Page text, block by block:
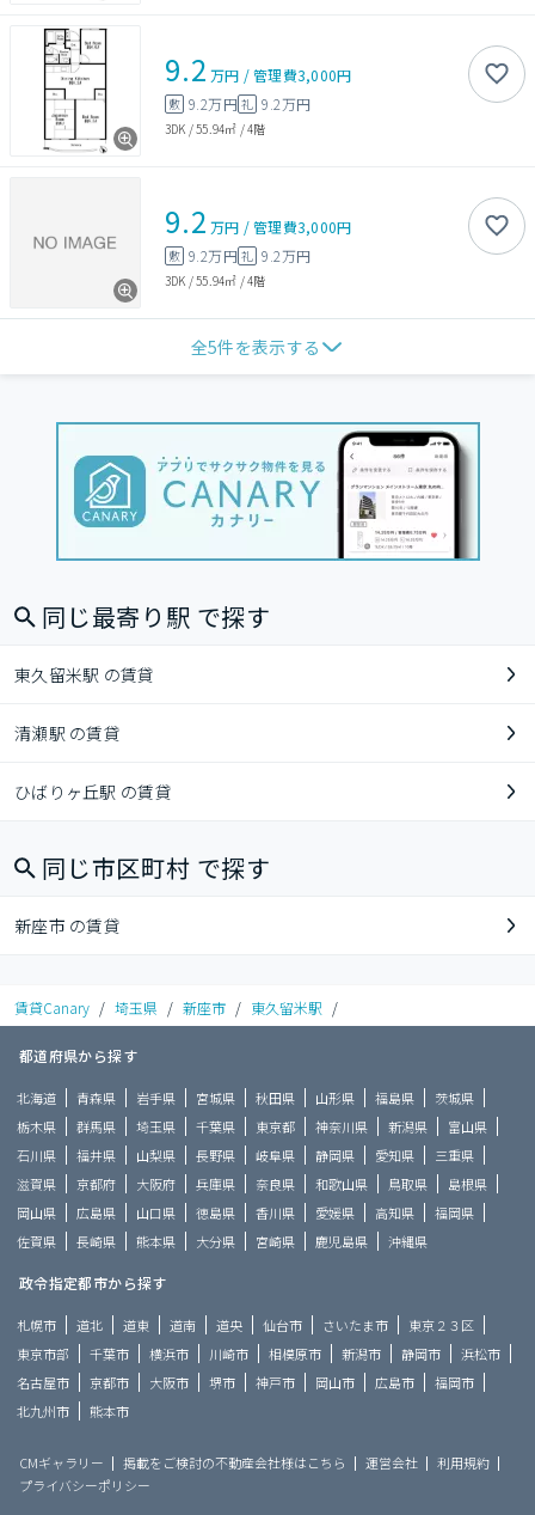
9.2 万円 /管理費3,000円
敷 9.2万円礼 9.2万円
3DK /55.94㎡ /4階
9.2 万円 /管理費3,000円
敷 9.2万円礼 9.2万円
3DK /55.94㎡ /4階
全5件を表示する
同じ最寄り駅 で探す
東久留米駅 の賃貸
清瀬駅 の賃貸
ひばりヶ丘駅 の賃貸
同じ市区町村 で探す
新座市 の賃貸
賃貸Canary / 埼玉県 / 新座市 / 東久留米駅 /
都道府県から探す
北海道 青森県 岩手県 宮城県 秋田県 山形県 福島県
茨城県
栃木県
群馬県 埼玉県 千葉県 東京都 神奈川県 新潟県
富山県
石川県
福井県 山梨県 長野県 岐阜県 静岡県 愛知県
三重県
滋賀県
京都府 大阪府 兵庫県 奈良県 和歌山県 鳥取県
島根県
岡山県
広島県 山口県 徳島県 香川県 愛媛県 高知県
福岡県
佐賀県
長崎県 熊本県 大分県 宮崎県 鹿児島県 沖縄県
政令指定都市から探す
札幌市 道北 道東 道南 道央 仙台市 さいたま市
東京２３区
東京市部
千葉市 横浜市 川崎市 相模原市 新潟市 静岡市
浜松市
名古屋市
京都市 大阪市 堺市 神戸市 岡山市 広島市
福岡市
北九州市
熊本市
CMギャラリー 掲載をご検討の不動産会社様はこちら 運営会社
利用規約
プライバシーポリシー